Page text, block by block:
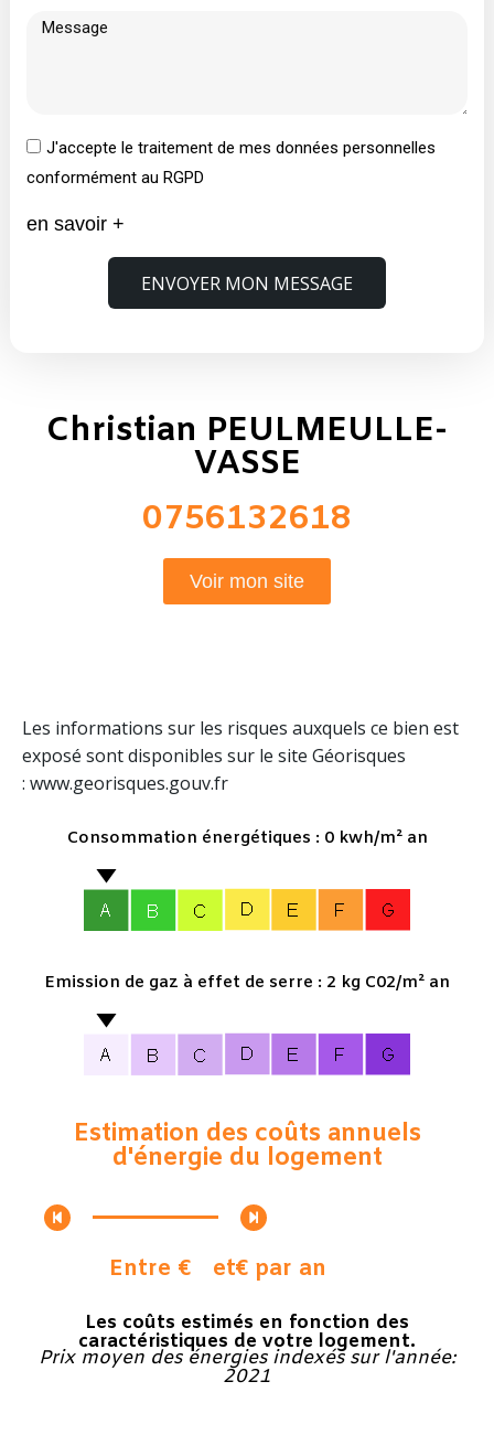
J'accepte le traitement de mes données personnelles
conformément au RGPD
en savoir +
ENVOYER MON MESSAGE
Christian PEULMEULLE-
VASSE
0756132618
Voir mon site
Les informations sur les risques auxquels ce bien est
exposé sont disponibles sur le site Géorisques
: www.georisques.gouv.fr
Consommation énergétiques : 0 kwh/m² an
Emission de gaz à effet de serre : 2 kg C02/m² an
Estimation des coûts annuels
d'énergie du logement
Entre € et€ par an
Les coûts estimés en fonction des
caractéristiques de votre logement.
Prix moyen des énergies indexés sur l'année:
2021